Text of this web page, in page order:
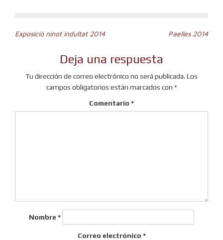
Navegación
entradas
Exposició ninot indultat 2014 Paelles 2014
Deja una respuesta
Tu dirección de correo electrónico no será publicada. Los
campos obligatorios están marcados con *
Comentario *
Nombre *
Correo electrónico *